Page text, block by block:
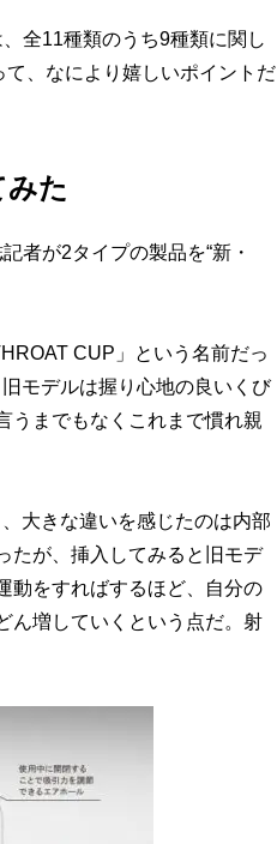
全11種類のうち9種類に関し
、なにより嬉しいポイントだ
た
者が2タイプの製品を“新・
CUP」という名前だっ
モデルは握り心地の良いくび
うまでもなくこれまで慣れ親
大きな違いを感じたのは内部
たが、挿入してみると旧モデ
動をすればするほど、自分の
ん増していくという点だ。射